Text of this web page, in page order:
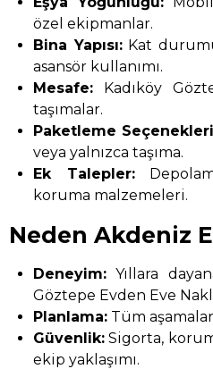
özel ekipmanlar.
Bina Yapısı:Kat
asansör kullanımı.
Mesafe: Kadıköy
taşımalar.
Paketleme
veya yalnızca taşıma.
Ek Talepler:
koruma malzemeleri.
Neden Akdeniz
Deneyim: Yıllara
Göztepe Evden Eve
Planlama: Tüm
Güvenlik: Sigorta,
ekip yaklaşımı.